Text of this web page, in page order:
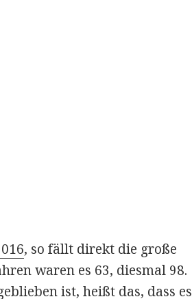
, so fällt direkt die große
waren es 63, diesmal 98.
ist, heißt das, dass es